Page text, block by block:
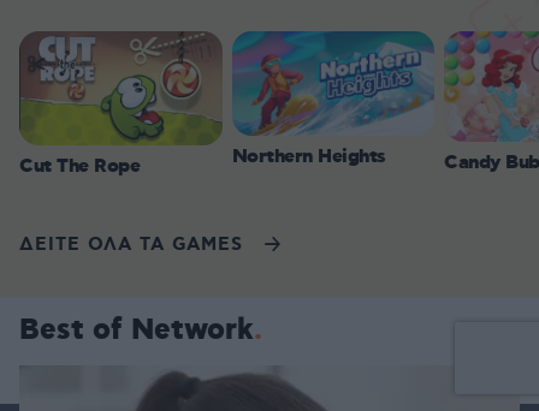
Cut The Rope Northern Heights Candy
ΔΕΙΤΕ ΟΛΑ ΤΑ GAMES
Best of Network